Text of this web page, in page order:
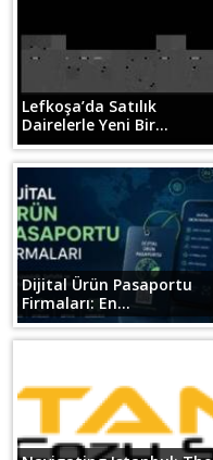
Lefkoşa’da Satılık
Dairelerle Yeni Bir...
Dijital Ürün Pasaportu
Firmaları: En...